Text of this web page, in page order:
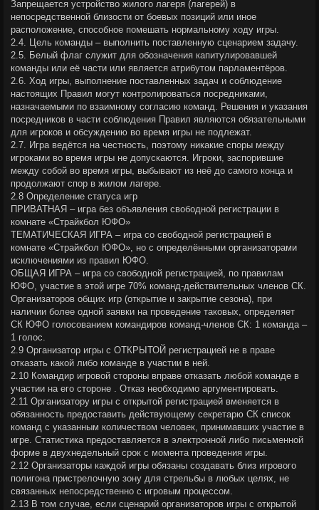
Запрещается устройство жилого лагеря (лагерей) в
непосредственной близости от боевых позиций или иное
расположение, способное помешать нормальному ходу игры.
2.4. Цель команды – выполнить поставленную сценарием задачу.
2.5. Белый флаг служит для обозначения капитулировавшей
команды или её части или является атрибутом парламентёров.
2.6. Ход игры, выполнение поставленных задач и соблюдение
настоящих Правил могут контролироваться посредниками,
назначаемыми по взаимному согласию команд. Решения и указания
посредников в части соблюдения Правил являются обязательными
для игроков и обсуждению во время игры не подлежат.
2.7. Игра ведётся на честность, поэтому никакие споры между
игроками во время игры не допускаются. Игроки, заспорившие
между собой во время игры, выбывают из неё до самого конца и
продолжают спор в жилом лагере.
2.8 Определение статуса игр
ПРИВАТНАЯ – игра без объявления свободной регистрации в
комнате «Страйкбол ЮФО»
ТЕМАТИЧЕСКАЯ ИГРА – игра со свободной регистрацией в
комнате «Страйкбол ЮФО», но с определёнными организаторами
исключениями из правил ЮФО.
ОБЩАЯ ИГРА – игра со свободной регистрацией, по правилам
ЮФО, участие в этой игре 70% команд-действительных членов СК.
Организаторов общих игр (открытие и закрытие сезона), при
наличии более одной заявки на проведение таковых, определяет
СК ЮФО голосованием командиров команд-членов СК: 1 команда –
1 голос.
2.9 Организатор игры с ОТКРЫТОЙ регистрацией не в праве
отказать какой либо команде в участии в ней.
2.10 Командир игровой стороны вправе отказать любой команде в
участии на его стороне . Отказ необходимо аргументировать.
2.11 Организатору игры с открытой регистрацией вменяется в
обязанность предоставить действующему секретарю СК список
команд с указанным количеством человек, принимавших участие в
игре. Статистика предоставляется в электронной либо письменной
форме в двухнедельный срок с момента проведения игры.
2.12 Организаторы каждой игры обязаны создавать близ игрового
полигона пристрелочную зону для стрельбы в любых целях, не
связанных непосредственно с игровым процессом.
2.13 В том случае, если сценарий организаторов игры с открытой